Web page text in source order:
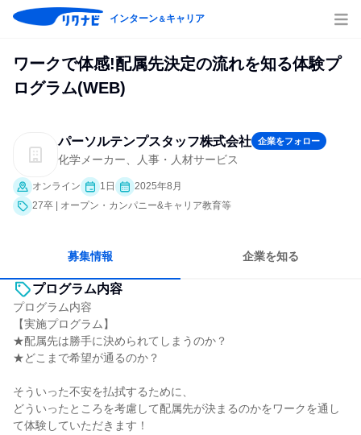
インターン＆キャリア
ワークで体感!配属先決定の流れを知る体験プ
ログラム(WEB)
パーソルテンプスタッフ株式会社 企業をフォロー
化学メーカー、人事・人材サービス
オンライン 1日
2025年8月
27卒 | オープン・カンパニー&キャリア教育等
募集情報 企業を知る
プログラム内容
プログラム内容
【実施プログラム】
★配属先は勝手に決められてしまうのか？
★どこまで希望が通るのか？
そういった不安を払拭するために、
どういったところを考慮して配属先が決まるのかをワークを通し
て体験していただきます！